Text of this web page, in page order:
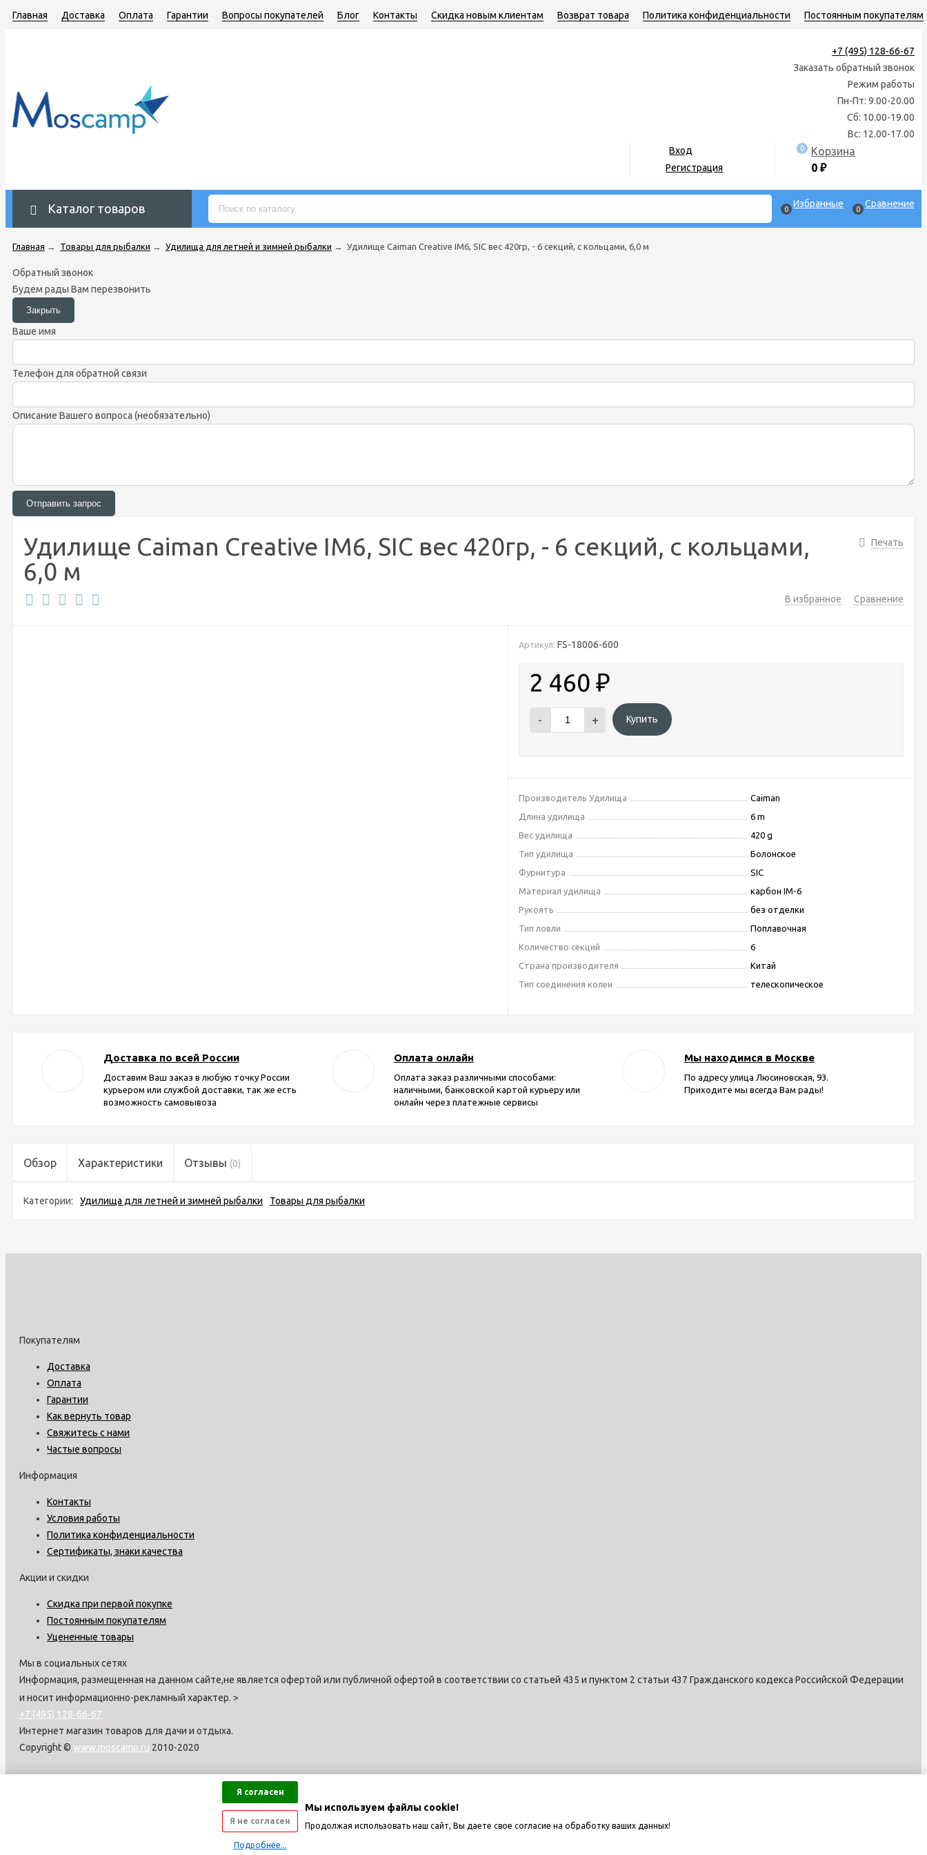
Я согласен
Я не согласен
Подробнее...
Мы используем файлы cookie!
Продолжая использовать наш сайт, Вы даете свое согласие на обработку ваших данных!
Главная Доставка Оплата Гарантии Вопросы покупателей Блог Контакты Скидка новым клиентам Возврат товара Политика конфиденциальности Постоянным покупателям
+7 (495) 128-66-67
Заказать обратный звонок
Режим работы
Пн-Пт: 9.00-20.00
Сб: 10.00-19.00
Вс: 12.00-17.00
Вход
Регистрация
0
Корзина
0 ₽
Каталог товаров 0 Избранные 0 Сравнение
Главная → Товары для рыбалки → Удилища для летней и зимней рыбалки → Удилище Caiman Creative IM6, SIC вес 420гр, - 6 секций, с кольцами, 6,0 м
Обратный звонок
Будем рады Вам перезвонить
Ваше имя
Телефон для обратной связи
Описание Вашего вопроса (необязательно)
Печать
Удилище Caiman Creative IM6, SIC вес 420гр, - 6 секций, с кольцами,
6,0 м
В избранное Сравнение
Артикул: FS-18006-600
2 460₽
- + Купить
Производитель Удилища
Caiman
Длина удилища
6 m
Вес удилища
420 g
Тип удилища
Болонское
Фурнитура
SIC
Материал удилища
карбон IM-6
Рукоять
без отделки
Тип ловли
Поплавочная
Количество секций
6
Страна производителя
Китай
Тип соединения колен
телескопическое
Доставка по всей России
Доставим Ваш заказ в любую точку России
курьером или службой доставки, так же есть
возможность самовывоза
Оплата онлайн
Оплата заказ различными способами:
наличными, банковской картой курьеру или
онлайн через платежные сервисы
Мы находимся в Москве
По адресу улица Люсиновская, 93.
Приходите мы всегда Вам рады!
Обзор Характеристики Отзывы (0)
Категории: Удилища для летней и зимней рыбалки Товары для рыбалки
Покупателям
Доставка
Оплата
Гарантии
Как вернуть товар
Свяжитесь с нами
Частые вопросы
Информация
Контакты
Условия работы
Политика конфиденциальности
Сертификаты, знаки качества
Акции и скидки
Скидка при первой покупке
Постоянным покупателям
Уцененные товары
Мы в социальных сетях
Информация, размещенная на данном сайте,не является офертой или публичной офертой в соответствии со статьей 435 и пунктом 2 статьи 437 Гражданского кодекса Российской Федерации
и носит информационно-рекламный характер. >
+7 (495) 128-66-67
Интернет магазин товаров для дачи и отдыха.
Copyright © www.moscamp.ru 2010-2020